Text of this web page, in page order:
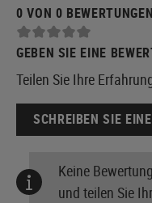
0 VON 0 BEWERTUNGEN
GEBEN SIE EINE
Teilen Sie Ihre
SCHREIBEN SIE
Keine
und teilen Sie